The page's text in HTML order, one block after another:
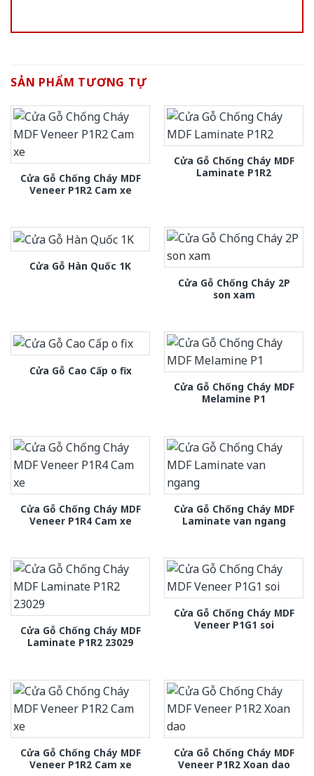
SẢN PHẨM TƯƠNG TỰ
Cửa Gỗ Chống Cháy MDF
Veneer P1R2 Cam xe
Cửa Gỗ Chống Cháy MDF
Laminate P1R2
Cửa Gỗ Hàn Quốc 1K
Cửa Gỗ Chống Cháy 2P
son xam
Cửa Gỗ Cao Cấp o fix
Cửa Gỗ Chống Cháy MDF
Melamine P1
Cửa Gỗ Chống Cháy MDF
Veneer P1R4 Cam xe
Cửa Gỗ Chống Cháy MDF
Laminate van ngang
Cửa Gỗ Chống Cháy MDF
Laminate P1R2 23029
Cửa Gỗ Chống Cháy MDF
Veneer P1G1 soi
Cửa Gỗ Chống Cháy MDF
Veneer P1R2 Cam xe
Cửa Gỗ Chống Cháy MDF
Veneer P1R2 Xoan dao